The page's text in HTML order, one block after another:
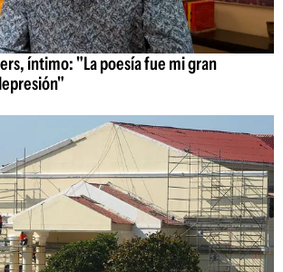
íntimo: "La poesía fue mi gran